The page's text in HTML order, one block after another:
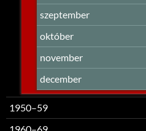
szeptember
október
november
december
1950–59